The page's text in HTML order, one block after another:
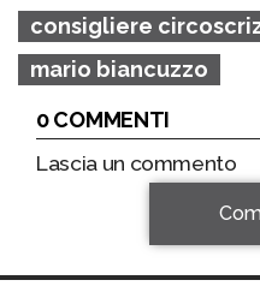
consigliere
mario biancuzzo
0 COMMENTI
Lascia un commento